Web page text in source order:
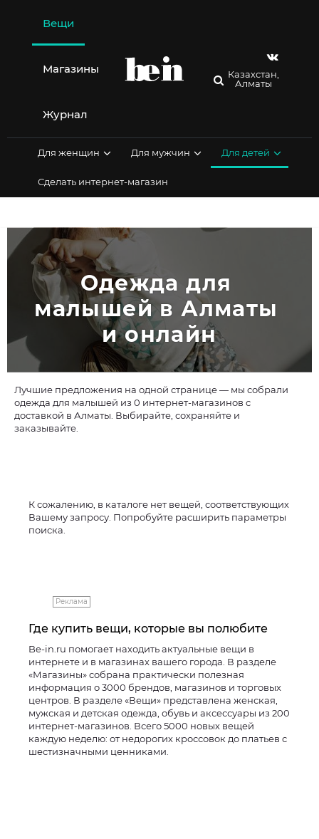
содержимому
Вещи
Магазины
Журнал
Казахстан,
Алматы
Для женщин Для мужчин Для детей
Сделать интернет-магазин
Одежда для
малышей в Алматы
и онлайн
Лучшие предложения на одной странице — мы собрали
одежда для малышей из 0 интернет-магазинов с
доставкой в Алматы. Выбирайте, сохраняйте и
заказывайте.
К сожалению, в каталоге нет вещей, соответствующих
Вашему запросу. Попробуйте расширить параметры
поиска.
Реклама
Где купить вещи, которые вы полюбите
Be-in.ru помогает находить актуальные вещи в
интернете и в магазинах вашего города. В разделе
«Магазины» собрана практически полезная
информация о 3000 брендов, магазинов и торговых
центров. В разделе «Вещи» представлена женская,
мужская и детская одежда, обувь и аксессуары из 200
интернет-магазинов. Всего 5000 новых вещей
каждую неделю: от недорогих кроссовок до платьев с
шестизначными ценниками.